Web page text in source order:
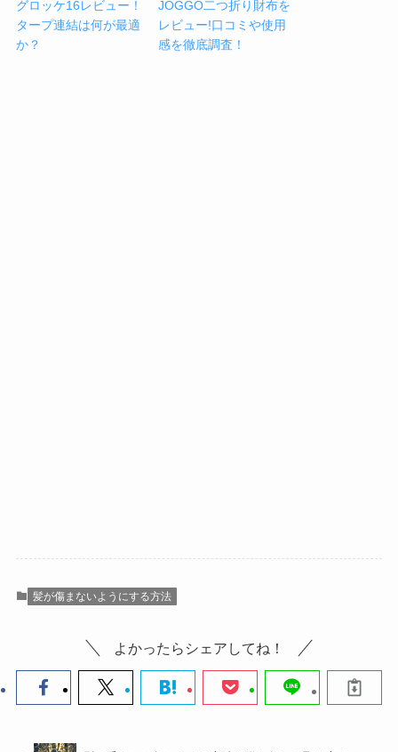
グロッケ16レビュー！
タープ連結は何が最適
か？
JOGGO二つ折り財布を
レビュー!口コミや使用
感を徹底調査！
髪が傷まないようにする方法
よかったらシェアしてね！